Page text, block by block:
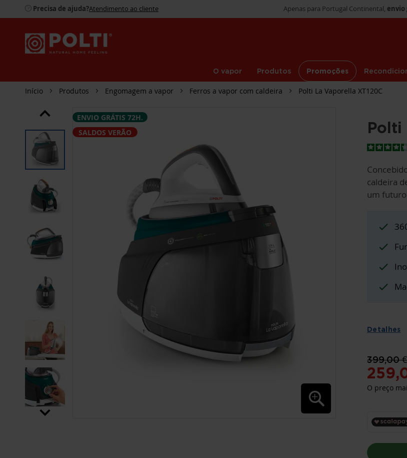
Precisa de ajuda?Atendimento ao cliente Apenas para Portugal Continental,
O vapor Produtos Promoções
Início Produtos Engomagem a vapor Ferros a vapor com caldeira Polti La Vaporella XT120C
SALTAR
O
FINAL
DA
GALERIA
DE
IMAGENS
ENVIO GRÁTIS 72H.
SALDOS VERÃO
Polti
caldeira
um
Detalhes
399,00 €
O preço